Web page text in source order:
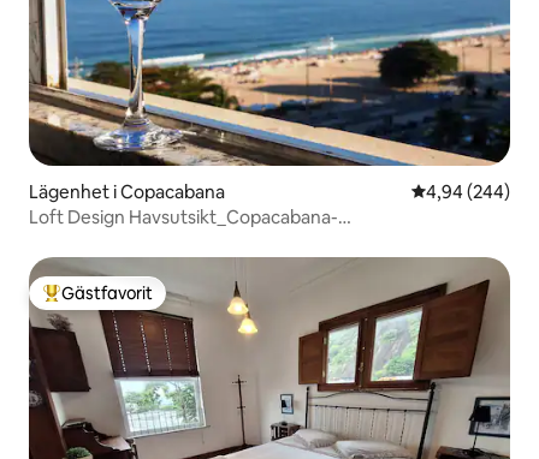
Lägenhet i Copacabana 4,94 av 5 i
4,94 (244)
Loft Design Havsutsikt_Copacabana-
Populär gästfavorit
Gästfavorit